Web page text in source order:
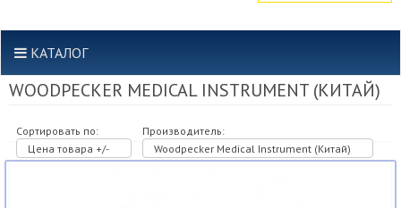
КАТАЛОГ
WOODPECKER MEDICAL INSTRUMENT (КИТАЙ)
Сортировать по:
Цена товара +/-
Производитель:
Woodpecker Medical Instrument (Китай)